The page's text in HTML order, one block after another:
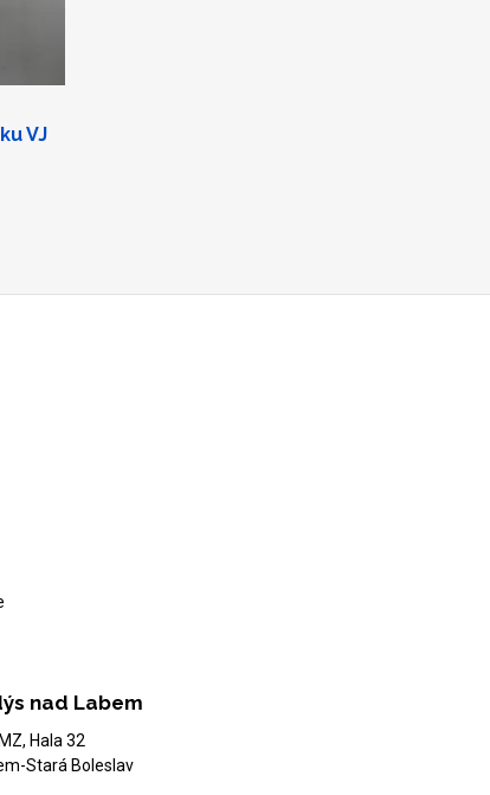
VJ
nad Labem
Hala 32
Stará Boleslav